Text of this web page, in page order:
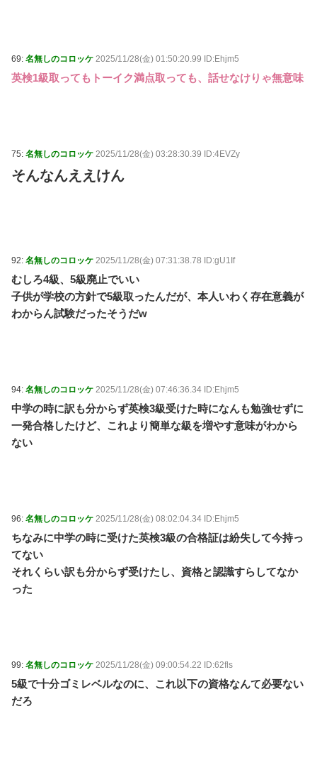
69: 名無しのコロッケ 2025/11/28(金) 01:50:20.99 ID:Ehjm5
英検1級取ってもトーイク満点取っても、話せなけりゃ無意味
75: 名無しのコロッケ 2025/11/28(金) 03:28:30.39 ID:4EVZy
そんなんええけん
92: 名無しのコロッケ 2025/11/28(金) 07:31:38.78 ID:gU1If
むしろ4級、5級廃止でいい
子供が学校の方針で5級取ったんだが、本人いわく存在意義が
わからん試験だったそうだw
94: 名無しのコロッケ 2025/11/28(金) 07:46:36.34 ID:Ehjm5
中学の時に訳も分からず英検3級受けた時になんも勉強せずに
一発合格したけど、これより簡単な級を増やす意味がわから
ない
96: 名無しのコロッケ 2025/11/28(金) 08:02:04.34 ID:Ehjm5
ちなみに中学の時に受けた英検3級の合格証は紛失して今持っ
てない
それくらい訳も分からず受けたし、資格と認識すらしてなか
った
99: 名無しのコロッケ 2025/11/28(金) 09:00:54.22 ID:62fls
5級で十分ゴミレベルなのに、これ以下の資格なんて必要ない
だろ